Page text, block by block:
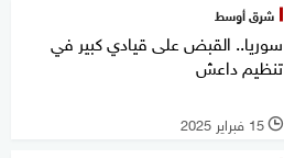
شرق أوسط
سوريا.. القبض على قيادي كبير في
تنظيم داعش
l 15 فبراير 2025